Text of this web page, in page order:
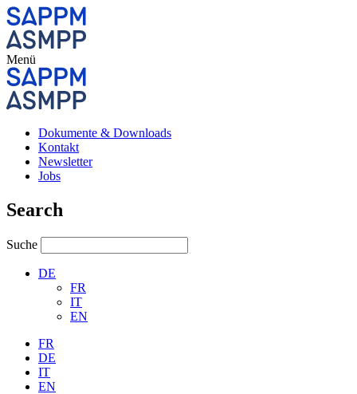
Menü
Dokumente & Downloads
Kontakt
Newsletter
Jobs
Search
Suche
DE
FR
IT
EN
FR
DE
IT
EN